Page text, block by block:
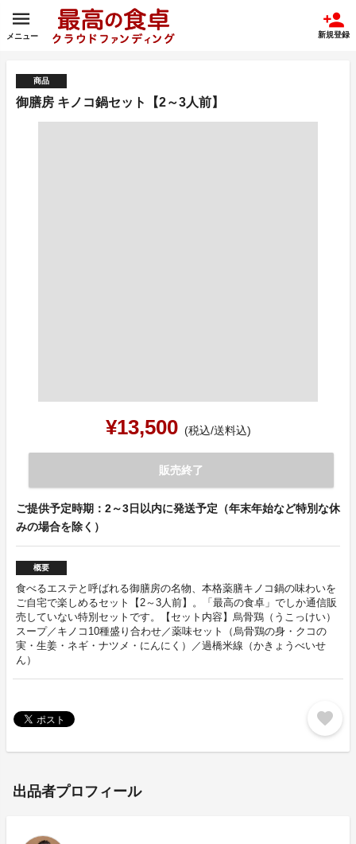
メニュー 新規登録
商品
御膳房 キノコ鍋セット【2～3人前】
¥13,500 (税込/送料込)
販売終了
ご提供予定時期：2～3日以内に発送予定（年末年始など特別な休
みの場合を除く）
概要
食べるエステと呼ばれる御膳房の名物、本格薬膳キノコ鍋の味わいを
ご自宅で楽しめるセット【2～3人前】。「最高の食卓」でしか通信販
売していない特別セットです。【セット内容】烏骨鶏（うこっけい）
スープ／キノコ10種盛り合わせ／薬味セット（烏骨鶏の身・クコの
実・生姜・ネギ・ナツメ・にんにく）／過橋米線（かきょうべいせ
ん）
favorite
出品者プロフィール